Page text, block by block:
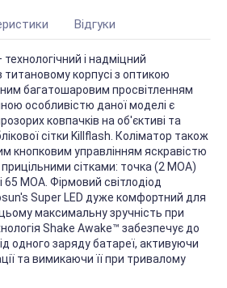
Відгуки
і надміцний
титановому корпусі з оптикою
багатошаровим просвітленням
особливістю даної моделі є
ковпачків на об'єктиві та
сітки Killflash. Коліматор також
кнопковим управлінням яскравістю
прицільними сітками: точка (2 МОА)
65 МОА. Фірмовий світлодіод
Super LED дуже комфортний для
максимальну зручність при
Shake Awake™ забезпечує до
одного заряду батареї, активуючи
та вимикаючи її при тривалому